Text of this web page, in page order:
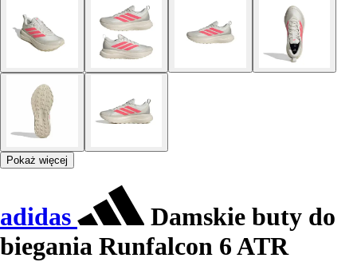
Pokaż więcej
adidas
Damskie buty do
biegania Runfalcon 6 ATR